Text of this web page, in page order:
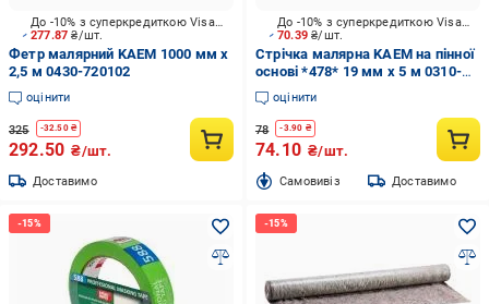
277.87₴/шт.
До -10% з суперкредиткою Visa Вигода
Фетр малярний KAEM 1000 мм x
2,5 м 0430-720102
оцінити
325 -32.50₴
292.50 ₴/шт.
Доставимо
70.39₴/шт.
До -10% з суперкредиткою Visa Вигода
Стрічка малярна KAEM на пінної
основі *478* 19 мм x 5 м 0310-
780519
оцінити
78 -3.90 ₴
74.10 ₴/шт.
Cамовивіз Доставимо